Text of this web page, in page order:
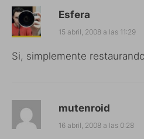
Esfera
15 abril, 2008 a las 11:29
Si, simplemente
mutenroid
16 abril, 2008 a las 0:28